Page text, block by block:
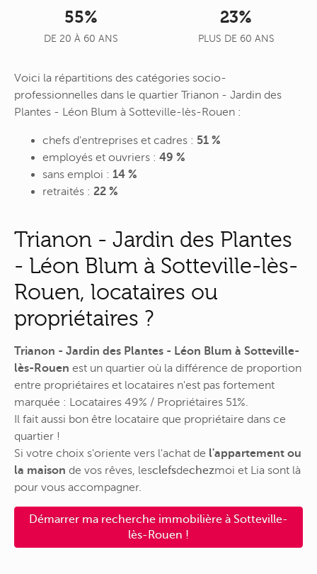
55%
DE 20 À 60 ANS
23%
PLUS DE 60 ANS
Voici la répartitions des catégories socio-
professionnelles dans le quartier Trianon - Jardin des
Plantes - Léon Blum à Sotteville-lès-Rouen :
chefs d'entreprises et cadres : 51 %
employés et ouvriers : 49 %
sans emploi : 14 %
retraités : 22 %
Trianon - Jardin des Plantes
- Léon Blum à Sotteville-lès-
Rouen, locataires ou
propriétaires ?
Trianon - Jardin des Plantes - Léon Blum à Sotteville-
lès-Rouen est un quartier où la différence de proportion
entre propriétaires et locataires n'est pas fortement
marquée : Locataires 49% / Propriétaires 51%.
Il fait aussi bon être locataire que propriétaire dans ce
quartier !
Si votre choix s'oriente vers l'achat de l'appartement ou
la maison de vos rêves, lesclefsdechezmoi et Lia sont là
pour vous accompagner.
Démarrer ma recherche immobilière à Sotteville-
lès-Rouen !